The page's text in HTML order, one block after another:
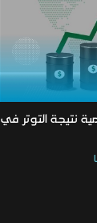
نتيجة التوتر في